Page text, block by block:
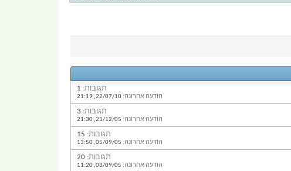
תגובות:
הודעה אחרונה: 21:19
תגובות:
הודעה אחרונה: 21:30
תגובות:
הודעה אחרונה: 13:50
תגובות:
הודעה אחרונה: 11:20